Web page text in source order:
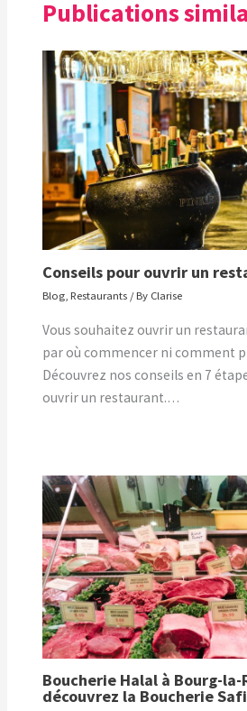
Publications
Conseils pour ouvrir un
Blog ,Restaurants / By Clarise
Vous souhaitez ouvrir un
par où commencer ni comment
Découvrez nos conseils en 7
ouvrir un restaurant.…
Boucherie Halal à Bourg-la-
découvrez la Boucherie